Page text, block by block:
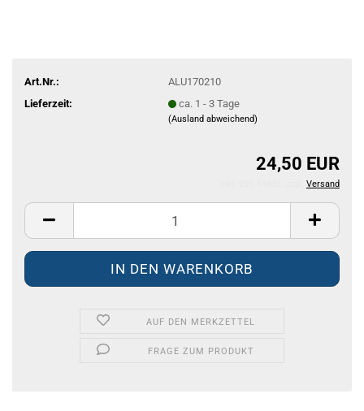
Art.Nr.:
ALU170210
Lieferzeit:
ca. 1 - 3 Tage
(Ausland abweichend)
24,50 EUR
Versand
AUF DEN MERKZETTEL
FRAGE ZUM PRODUKT